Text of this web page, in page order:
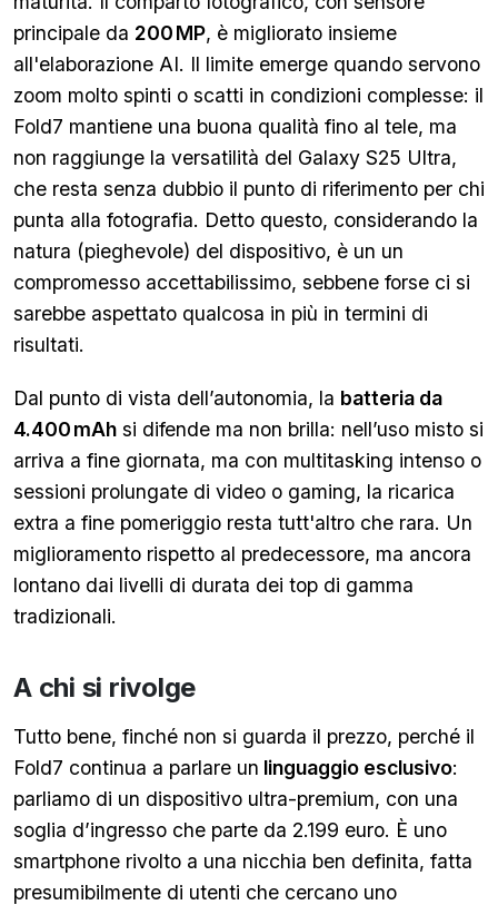
principale da 200 MP, è migliorato insieme
all'elaborazione AI. Il limite emerge quando servono
zoom molto spinti o scatti in condizioni complesse: il
Fold7 mantiene una buona qualità fino al tele, ma
non raggiunge la versatilità del Galaxy S25 Ultra,
che resta senza dubbio il punto di riferimento per chi
punta alla fotografia. Detto questo, considerando la
natura (pieghevole) del dispositivo, è un un
compromesso accettabilissimo, sebbene forse ci si
sarebbe aspettato qualcosa in più in termini di
risultati.
Dal punto di vista dell’autonomia, la batteria da
4.400 mAh si difende ma non brilla: nell’uso misto si
arriva a fine giornata, ma con multitasking intenso o
sessioni prolungate di video o gaming, la ricarica
extra a fine pomeriggio resta tutt'altro che rara. Un
miglioramento rispetto al predecessore, ma ancora
lontano dai livelli di durata dei top di gamma
tradizionali.
A chi si rivolge
Tutto bene, finché non si guarda il prezzo, perché il
Fold7 continua a parlare un linguaggio esclusivo:
parliamo di un dispositivo ultra-premium, con una
soglia d’ingresso che parte da 2.199 euro. È uno
smartphone rivolto a una nicchia ben definita, fatta
presumibilmente di utenti che cercano uno